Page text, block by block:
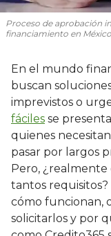
Proceso de aprobación
financiamiento en
En el mundo
buscan
imprevistos o
fáciles se
quienes
pasar por largos
Pero, ¿realmente
tantos
cómo funcionan,
solicitarlos y por